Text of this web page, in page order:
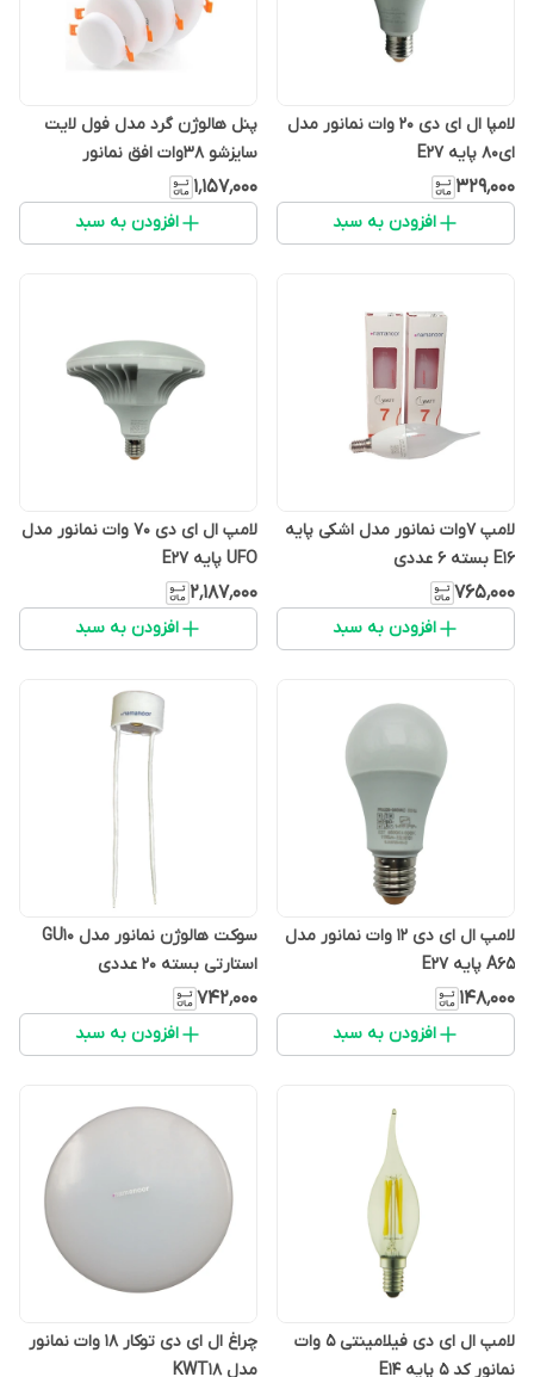
لامپا ال ای دی 20 وات نمانور مدل
ای80 پایه E27
۳۲۹٬۰۰۰
افزودن به سبد
پنل هالوژن گرد مدل فول لایت
سایزشو 38وات افق نمانور
۱٬۱۵۷٬۰۰۰
افزودن به سبد
لامپ 7وات نمانور مدل اشکی پایه
E16 بسته 6 عددی
۷۶۵٬۰۰۰
افزودن به سبد
لامپ ال ای دی 70 وات نمانور مدل
UFO پایه E27
۲٬۱۸۷٬۰۰۰
افزودن به سبد
لامپ ال ای دی 12 وات نمانور مدل
A65 پایه E27
۱۴۸٬۰۰۰
افزودن به سبد
سوکت هالوژن نمانور مدل GU10
استارتی بسته 20 عددی
۷۴۲٬۰۰۰
افزودن به سبد
لامپ ال ای دی فیلامینتی 5 وات
نمانور کد 5 پایه E14
چراغ ال ای دی توکار 18 وات نمانور
مدل KWT18